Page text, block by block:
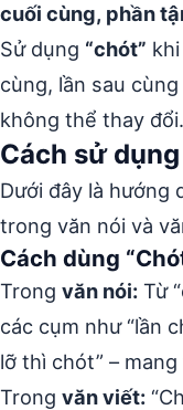
cuối cùng, phần
Sử dụng “chót”
cùng, lần sau
không thể thay đổi.
Cách sử
Dưới đây là hướng
trong văn nói và
Cách dùng
Trong văn nói: Từ
các cụm như “lần
lỡ thì chót” –
Trong văn viết: